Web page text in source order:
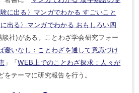
験に出る〉マンガでわかる すごいこと
に出る〉マンガでわかる おもしろい四
談社)がある。ことわざ学会研究フォー
憂いなし：ことわざを通して意識づけ
」「WEB上でのことわざ探求：人々が
をテーマに研究報告を行う。